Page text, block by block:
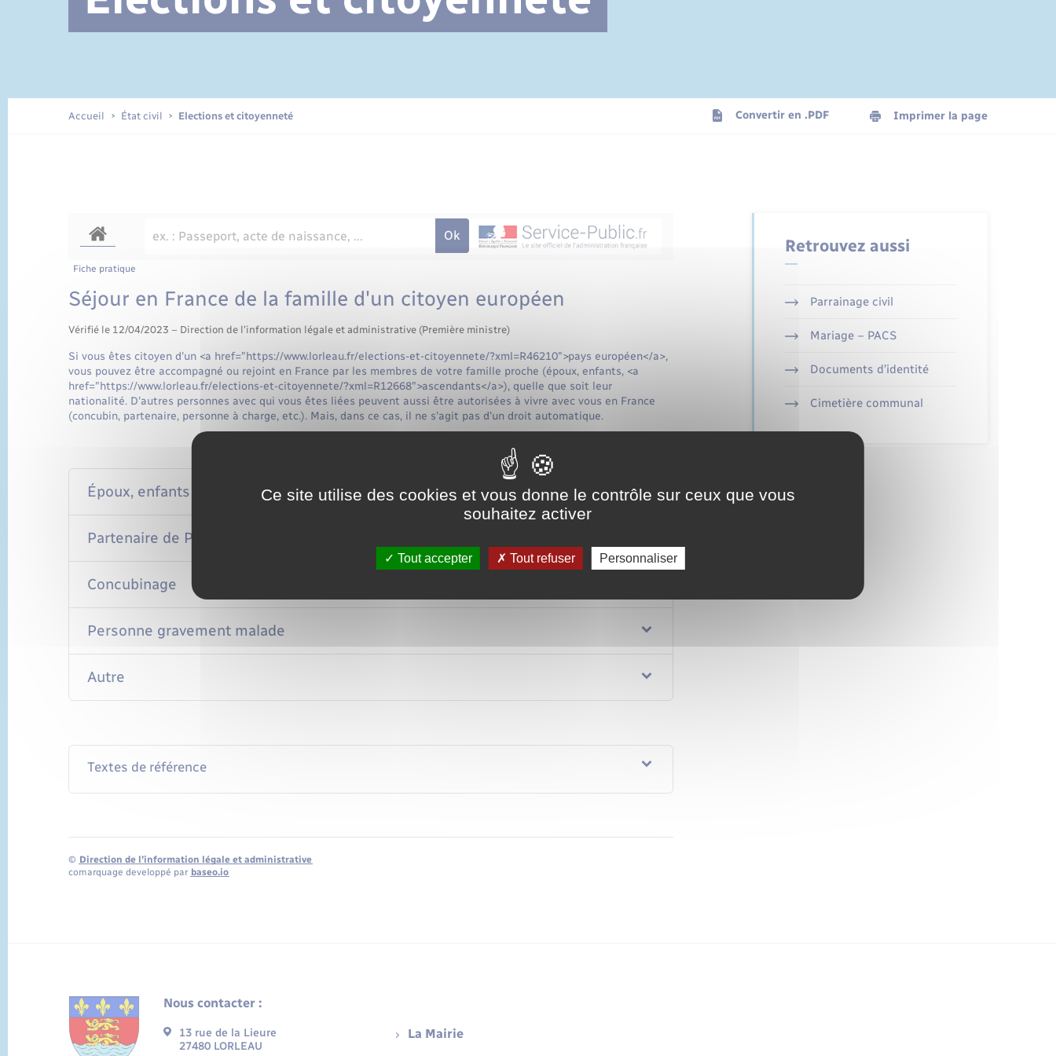
Documents d’identité Cimetière communal
Accueil État civil Elections et citoyenneté Convertir en .PDF Imprimer la page
Fiche pratique
Séjour en France de la famille d'un citoyen européen
Vérifié le 12/04/2023 – Direction de l'information légale et administrative (Première ministre)
Si vous êtes citoyen d'un <a href="https://www.lorleau.fr/elections-et-citoyennete/?xml=R46210">pays européen</a>,
vous pouvez être accompagné ou rejoint en France par les membres de votre famille proche (époux, enfants, <a
href="https://www.lorleau.fr/elections-et-citoyennete/?xml=R12668">ascendants</a>), quelle que soit leur
nationalité. D'autres personnes avec qui vous êtes liées peuvent aussi être autorisées à vivre avec vous en France
(concubin, partenaire, personne à charge, etc.). Mais, dans ce cas, il ne s'agit pas d'un droit automatique.
Tout replier
Époux, enfants et ascendants
Partenaire de Pacs
Concubinage
Personne gravement malade
Autre
Textes de référence
© Direction de l’information légale et administrative
comarquage developpé par baseo.io
Retrouvez aussi
Parrainage civil
Mariage – PACS
Documents d’identité
Cimetière communal
Nous contacter :
13 rue de la Lieure
27480 LORLEAU
La Mairie
Ce site utilise des cookies et vous donne le contrôle sur ceux que vous
souhaitez activer
Tout accepter Tout refuser Personnaliser